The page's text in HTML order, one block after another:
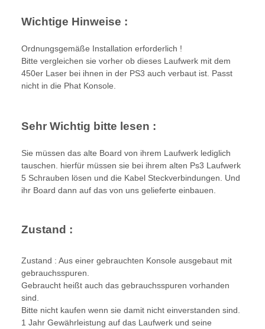
Wichtige Hinweise :
Ordnungsgemäße Installation erforderlich !
Bitte vergleichen sie vorher ob dieses Laufwerk mit dem
450er Laser bei ihnen in der PS3 auch verbaut ist. Passt
nicht in die Phat Konsole.
Sehr Wichtig bitte lesen :
Sie müssen das alte Board von ihrem Laufwerk lediglich
tauschen. hierfür müssen sie bei ihrem alten Ps3 Laufwerk
5 Schrauben lösen und die Kabel Steckverbindungen. Und
ihr Board dann auf das von uns gelieferte einbauen.
Zustand :
Zustand : Aus einer gebrauchten Konsole ausgebaut mit
gebrauchsspuren.
Gebraucht heißt auch das gebrauchsspuren vorhanden
sind.
Bitte nicht kaufen wenn sie damit nicht einverstanden sind.
1 Jahr Gewährleistung auf das Laufwerk und seine